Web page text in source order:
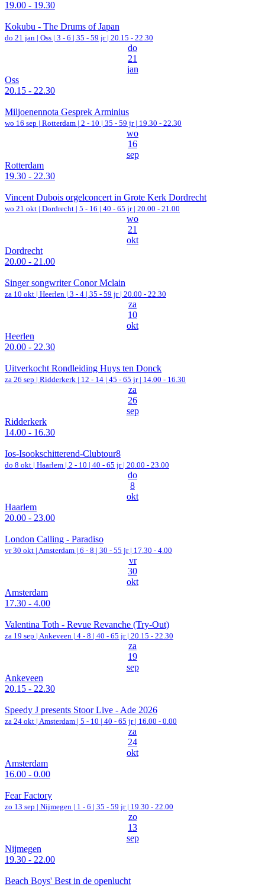
19.00 - 19.30
Kokubu - The Drums of Japan
do 21 jan | Oss | 3 - 6 | 35 - 59 jr | 20.15 - 22.30
do
21
jan
Oss
20.15 - 22.30
Miljoenennota Gesprek Arminius
wo 16 sep | Rotterdam | 2 - 10 | 35 - 59 jr | 19.30 - 22.30
wo
16
sep
Rotterdam
19.30 - 22.30
Vincent Dubois orgelconcert in Grote Kerk Dordrecht
wo 21 okt | Dordrecht | 5 - 16 | 40 - 65 jr | 20.00 - 21.00
wo
21
okt
Dordrecht
20.00 - 21.00
Singer songwriter Conor Mclain
za 10 okt | Heerlen | 3 - 4 | 35 - 59 jr | 20.00 - 22.30
za
10
okt
Heerlen
20.00 - 22.30
Uitverkocht Rondleiding Huys ten Donck
za 26 sep | Ridderkerk | 12 - 14 | 45 - 65 jr | 14.00 - 16.30
za
26
sep
Ridderkerk
14.00 - 16.30
Ios-Isookschitterend-Clubtour8
do 8 okt | Haarlem | 2 - 10 | 40 - 65 jr | 20.00 - 23.00
do
8
okt
Haarlem
20.00 - 23.00
London Calling - Paradiso
vr 30 okt | Amsterdam | 6 - 8 | 30 - 55 jr | 17.30 - 4.00
vr
30
okt
Amsterdam
17.30 - 4.00
Valentina Toth - Revue Revanche (Try-Out)
za 19 sep | Ankeveen | 4 - 8 | 40 - 65 jr | 20.15 - 22.30
za
19
sep
Ankeveen
20.15 - 22.30
Speedy J presents Stoor Live - Ade 2026
za 24 okt | Amsterdam | 5 - 10 | 40 - 65 jr | 16.00 - 0.00
za
24
okt
Amsterdam
16.00 - 0.00
Fear Factory
zo 13 sep | Nijmegen | 1 - 6 | 35 - 59 jr | 19.30 - 22.00
zo
13
sep
Nijmegen
19.30 - 22.00
Beach Boys' Best in de openlucht